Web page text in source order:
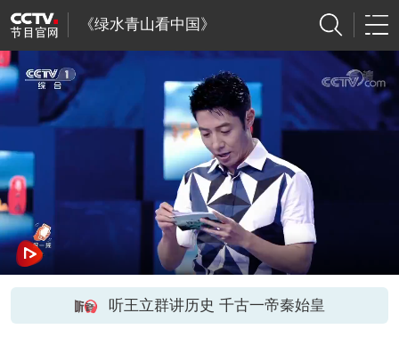
《绿水青山看中国》
听王立群讲历史 千古一帝秦始皇